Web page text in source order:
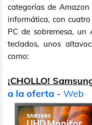
categorías de
informática, con
PC de sobremesa,
teclados, unos
como:
¡CHOLLO!
a la oferta - Web